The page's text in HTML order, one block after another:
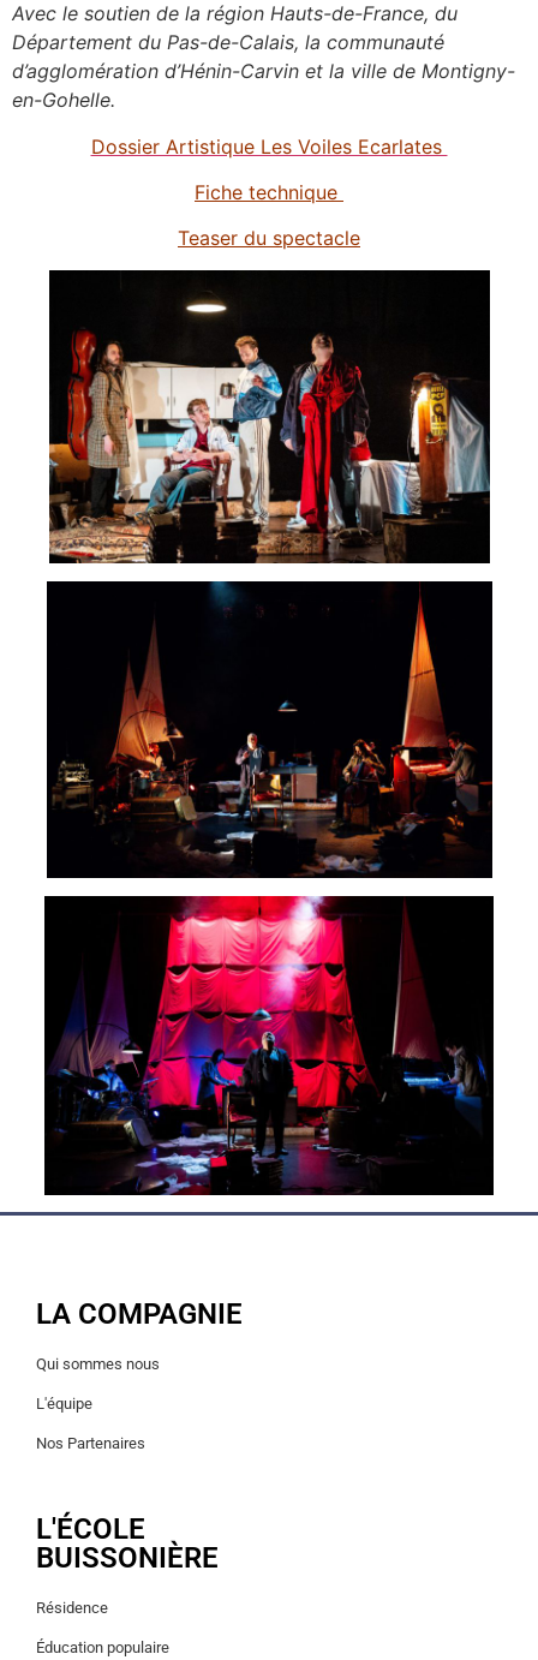
Avec le soutien de la région Hauts-de-France, du
Département du Pas-de-Calais, la communauté
d’agglomération d’Hénin-Carvin et la ville de Montigny-
en-Gohelle.
Dossier Artistique Les Voiles Ecarlates
Fiche technique
Teaser du spectacle
LA COMPAGNIE
Qui sommes nous
L'équipe
Nos Partenaires
L'ÉCOLE
BUISSONIÈRE
Résidence
Éducation populaire